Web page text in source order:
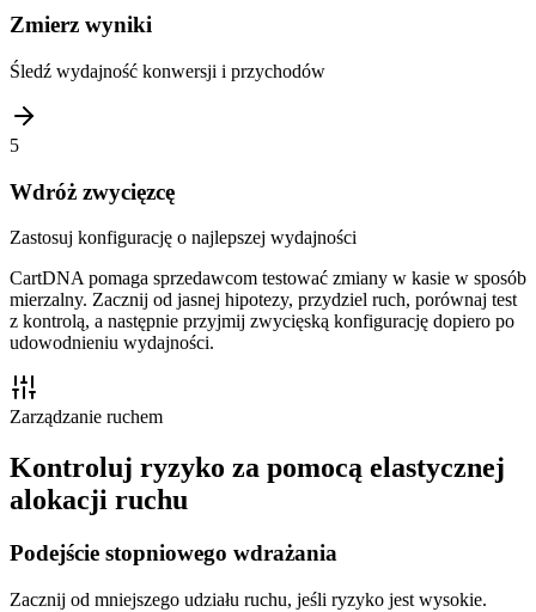
Zmierz wyniki
Śledź wydajność konwersji i przychodów
5
Wdróż zwycięzcę
Zastosuj konfigurację o najlepszej wydajności
CartDNA pomaga sprzedawcom testować zmiany w kasie w sposób
mierzalny. Zacznij od jasnej hipotezy, przydziel ruch, porównaj test
z kontrolą, a następnie przyjmij zwycięską konfigurację dopiero po
udowodnieniu wydajności.
Zarządzanie ruchem
Kontroluj ryzyko za pomocą elastycznej
alokacji ruchu
Podejście stopniowego wdrażania
Zacznij od mniejszego udziału ruchu, jeśli ryzyko jest wysokie.